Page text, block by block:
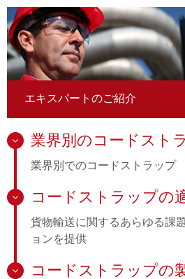
エキスパートのご紹介
業界別のコードスト
業界別でのコードストラップ
コードストラップの
貨物輸送に関するあらゆる課
ョンを提供
コードストラップの